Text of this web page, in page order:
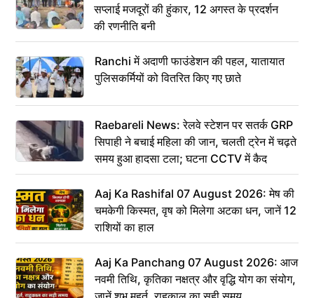
सप्लाई मजदूरों की हुंकार, 12 अगस्त के प्रदर्शन
की रणनीति बनी
Ranchi में अदाणी फाउंडेशन की पहल, यातायात
पुलिसकर्मियों को वितरित किए गए छाते
Raebareli News: रेलवे स्टेशन पर सतर्क GRP
सिपाही ने बचाई महिला की जान, चलती ट्रेन में चढ़ते
समय हुआ हादसा टला; घटना CCTV में कैद
Aaj Ka Rashifal 07 August 2026: मेष की
चमकेगी किस्मत, वृष को मिलेगा अटका धन, जानें 12
राशियों का हाल
Aaj Ka Panchang 07 August 2026: आज
नवमी तिथि, कृतिका नक्षत्र और वृद्धि योग का संयोग,